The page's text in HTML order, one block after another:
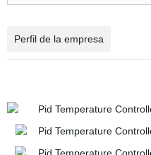
Perfil de la empresa